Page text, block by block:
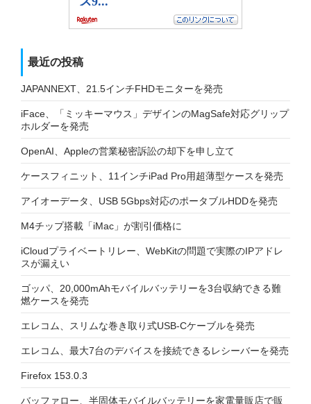
最近の投稿
JAPANNEXT、21.5インチFHDモニターを発売
iFace、「ミッキーマウス」デザインのMagSafe対応グリップ
ホルダーを発売
OpenAI、Appleの営業秘密訴訟の却下を申し立て
ケースフィニット、11インチiPad Pro用超薄型ケースを発売
アイオーデータ、USB 5Gbps対応のポータブルHDDを発売
M4チップ搭載「iMac」が割引価格に
iCloudプライベートリレー、WebKitの問題で実際のIPアドレ
スが漏えい
ゴッパ、20,000mAhモバイルバッテリーを3台収納できる難
燃ケースを発売
エレコム、スリムな巻き取り式USB-Cケーブルを発売
エレコム、最大7台のデバイスを接続できるレシーバーを発売
Firefox 153.0.3
バッファロー、半固体モバイルバッテリーを家電量販店で販